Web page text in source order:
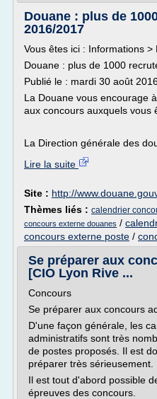
Douane : plus de
2016/2017
Vous êtes ici : Informations >
Douane : plus de 1000
Publié le : mardi 30 août
La Douane vous encourage
aux concours auxquels vous
La Direction générale des
Lire la suite
Site : http://
Thèmes liés : calendrier
concours externe douanes /
concours externe poste /
Se préparer aux
[CIO Lyon Rive ...
Concours
Se préparer aux concours
D'une façon générale, les
administratifs sont très
de postes proposés. Il est
préparer très sérieusement.
Il est tout d'abord possible
épreuves des concours.